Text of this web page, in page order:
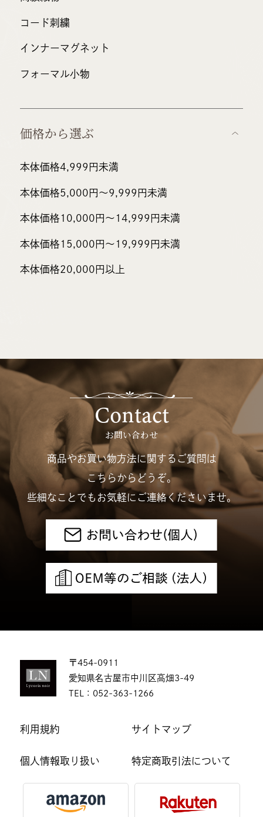
コード刺繍
インナーマグネット
フォーマル小物
価格から選ぶ
本体価格4,999円未満
本体価格5,000円〜9,999円未満
本体価格10,000円～14,999円未満
本体価格15,000円～19,999円未満
本体価格20,000円以上
Contact
お問い合わせ
商品やお買い物方法に関するご質問は
こちらからどうぞ。
些細なことでもお気軽にご連絡くださいませ。
〒454-0911
愛知県名古屋市中川区高畑3-49
TEL： 052-363-1266
利用規約 サイトマップ
個人情報取り扱い 特定商取引法について